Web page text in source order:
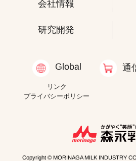
会社情報
研究開発
Global 通
リンク
プライバシーポリシー
Copyright © MORINAGA MILK INDUSTRY